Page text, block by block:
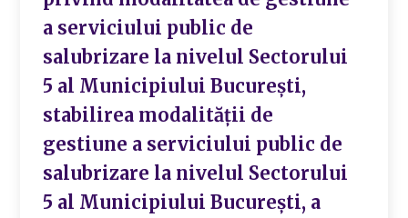
a serviciului public de
salubrizare la nivelul Sectorului
5 al Municipiului București,
stabilirea modalității de
gestiune a serviciului public de
salubrizare la nivelul Sectorului
5 al Municipiului București, a